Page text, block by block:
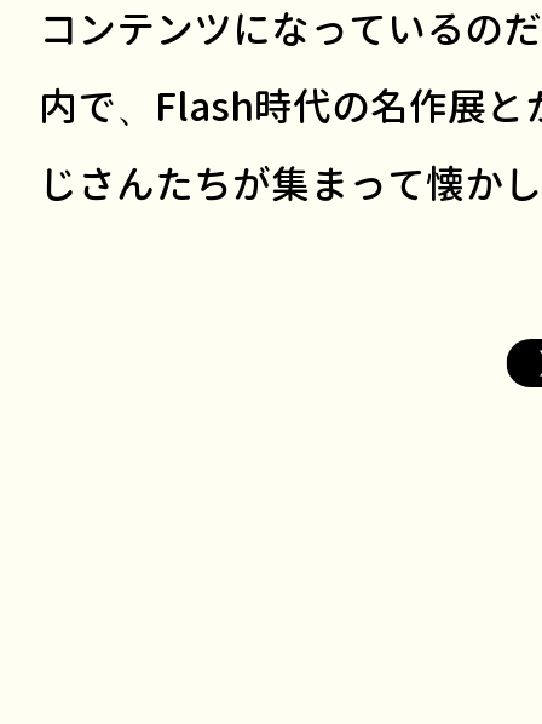
コンテンツになっているの
内で、Flash時代の名作展と
じさんたちが集まって懐か